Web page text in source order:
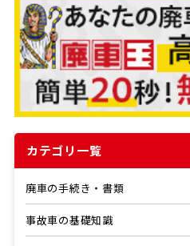
カテゴリ一覧
廃車の手続き・書類
事故車の基礎知識